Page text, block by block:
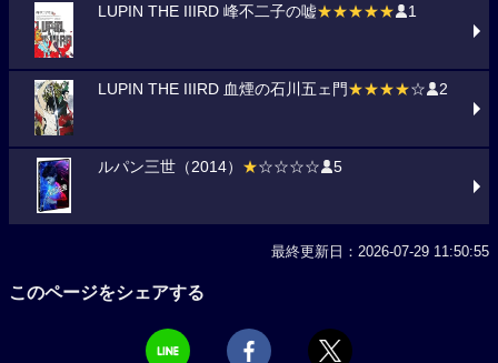
LUPIN THE IIIRD 峰不二子の嘘★★★★★ 1
LUPIN THE IIIRD 血煙の石川五ェ門 ★★★★☆ 2
ルパン三世（2014） ★☆☆☆☆ 5
最終更新日：2026-07-29 11:50:55
このページをシェアする